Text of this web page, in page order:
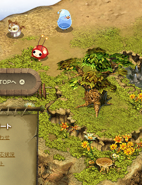
ページTOPへ
プ サポート
せ
状況